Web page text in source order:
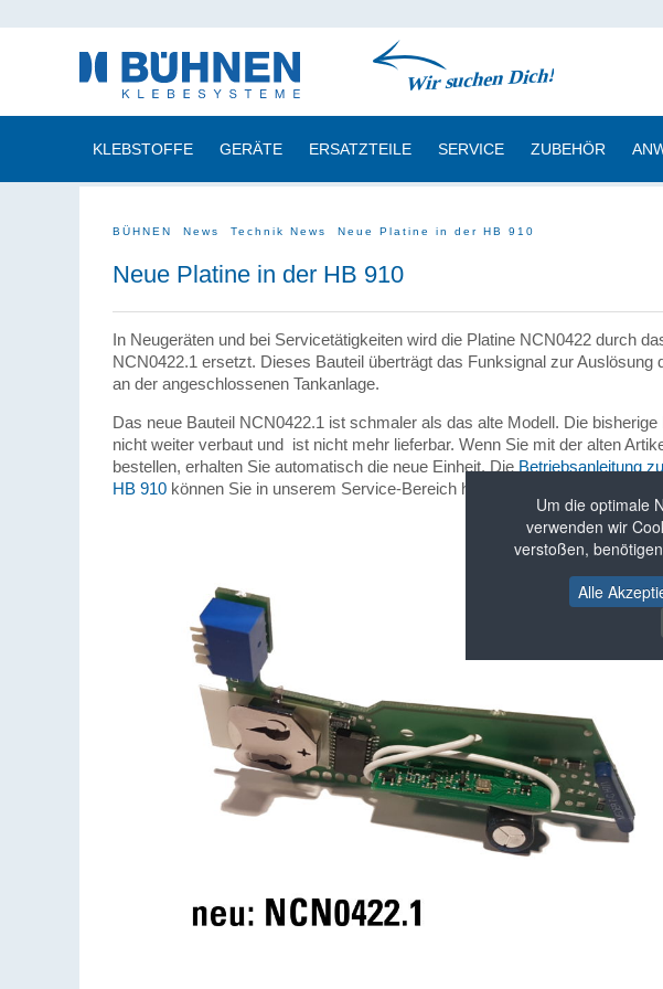
KLEBSTOFFE GERÄTE ERSATZTEILE SERVICE ZUBEHÖR
BÜHNEN News Technik News Neue Platine in der HB 910
Neue Platine in der HB 910
In Neugeräten und bei Servicetätigkeiten wird die Platine NCN0422 durch
NCN0422.1 ersetzt. Dieses Bauteil überträgt das Funksignal zur Auslösung
an der angeschlossenen Tankanlage.
Das neue Bauteil NCN0422.1 ist schmaler als das alte Modell. Die bisherige
nicht weiter verbaut und ist nicht mehr lieferbar. Wenn Sie mit der alten
bestellen, erhalten Sie automatisch die neue Einheit. Die Betriebsanleitung
HB 910 können Sie in unserem Service-Bereich herunterladen.
Um die optimale
verwenden wir
verstoßen,
Alle